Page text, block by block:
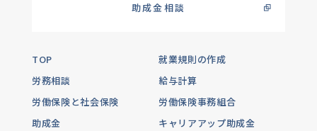
助成金相談
TOP
就業規則の作成
労務相談
給与計算
労働保険と社会保険
労働保険事務組合
助成金
キャリアアップ助成金